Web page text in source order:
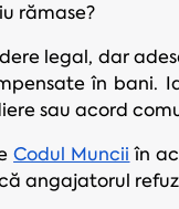
rămase?
legal, dar
în bani.
sau acord
Codul Muncii în
angajatorul